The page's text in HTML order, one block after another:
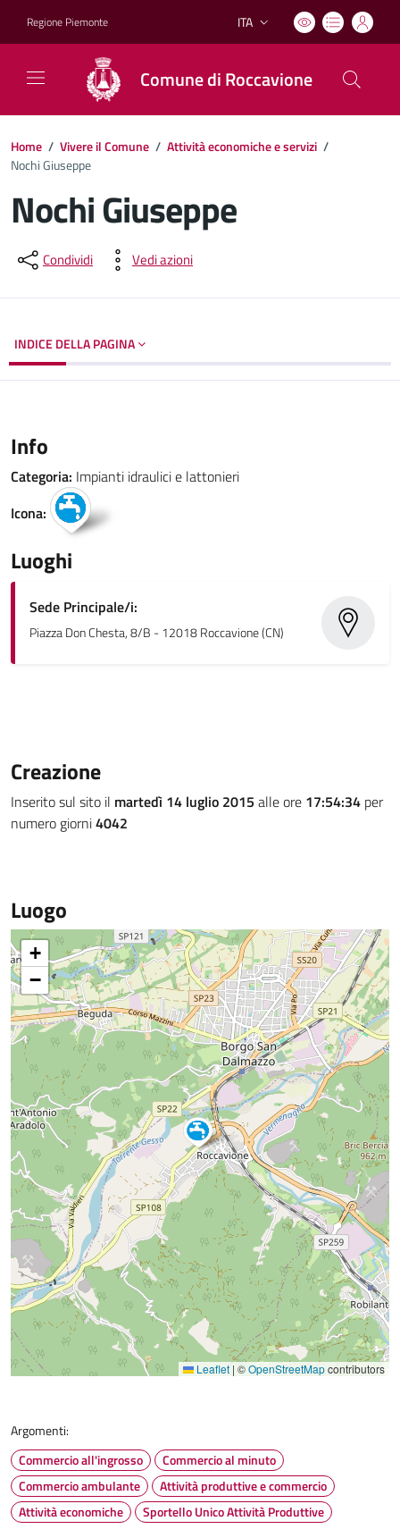
Regione Piemonte Lingua attiva:
ITA
Comune di Roccavione
Home / Vivere il Comune / Attività economiche e servizi /
Nochi Giuseppe
Nochi Giuseppe
Dettagli del documento
Condividi Vedi azioni
INDICE DELLA PAGINA
Info
Categoria: Impianti idraulici e lattonieri
Icona:
Luoghi
Sede Principale/i:
Piazza Don Chesta, 8/B - 12018 Roccavione (CN)
Creazione
Inserito sul sito il martedì 14 luglio 2015 alle ore 17:54:34 per
numero giorni4042
Luogo
+
−
Leaflet | ©OpenStreetMapcontributors
Argomenti:
Commercio all'ingrosso
Commercio al minuto
Commercio ambulante
Attività produttive e commercio
Attività economiche
Sportello Unico Attività Produttive